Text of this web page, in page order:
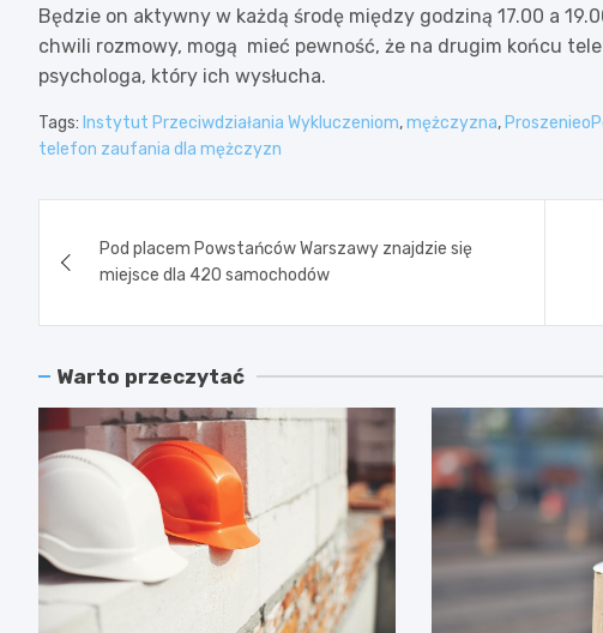
Będzie on aktywny w każdą środę między godziną 17.00 a
chwili rozmowy, mogą mieć pewność, że na drugim końcu
psychologa, który ich wysłucha.
Tags: Instytut Przeciwdziałania Wykluczeniom,mężczyzna,
telefon zaufania dla mężczyzn
wpisuPod placem Powstańców Warszawy znajdzie się
miejsce dla 420 samochodów
Warto przeczytać